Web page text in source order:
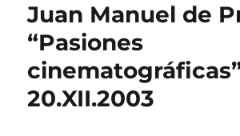
Juan Manuel de
“Pasiones
20.XII.2003